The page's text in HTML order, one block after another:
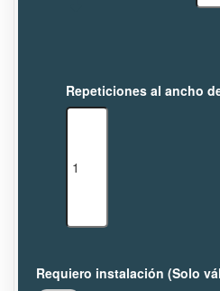
Repeticiones al ancho
Requiero instalación (Solo